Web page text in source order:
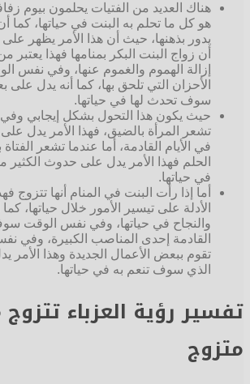
هناك العديد من الفتيات يحلمون بيوم
هو كل ما تحلم به البنت في حياتها، كما
يدور بذهنها، حيث أن هذا الأمر يظهر
أن زواج البنت البكر بمنامها فهذا يعتبر
إزالة الهموم والغموم عنها، وفي نفس
الأحزان التي تلحق بها، كما أنه يدل على
سوف تحدث لها في حياتها.
حيث يكون هذا التحول بشكل إيجابي
تشعر المرأة بالضيق، فهذا الأمر يدل
في الأيام القادمة، أما عندما تشعر
الحلم فهذا الأمر يدل على حدوث الكثير
في حياتها.
أما إذا رأت البنت في المنام أنها تتزوج
الأدلة على تيسير الأمور خلال حياتها،
والنجاح في حياتها، وفي نفس الوقت
القادمة إحدى المناصب الكبيرة، وفي
تقوم ببعض الأعمال الجديدة وهذا الأمر
الذي سوف تنعم به في حياتها.
تفسير رؤية العزباء
متزوج